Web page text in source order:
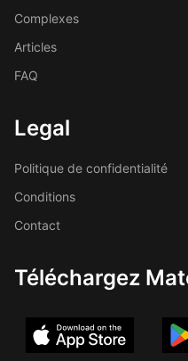
Complexes
Articles
FAQ
Legal
Politique de confidentialité
Conditions
Contact
Téléchargez